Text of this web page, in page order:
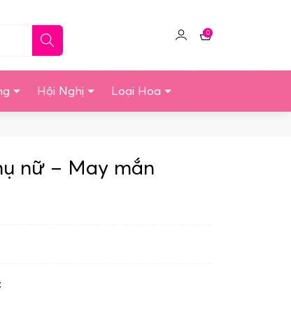
Click
tài
0
Giỏ
Hội Nghị Loại Hoa
nữ – May mắn